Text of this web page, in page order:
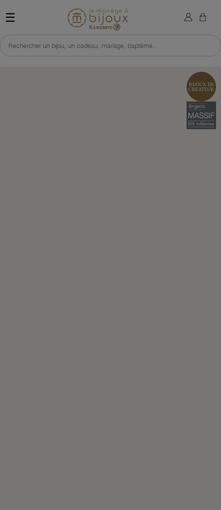
☰ Retour à l'accueil du site
Rechercher un bijou, un cadeau, mariage, baptême...
×